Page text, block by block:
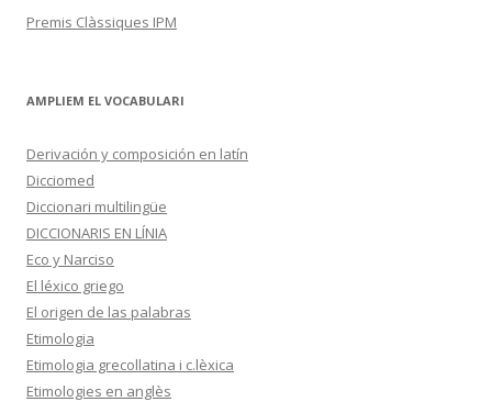
Premis Clàssiques IPM
AMPLIEM EL VOCABULARI
Derivación y composición en latín
Dicciomed
Diccionari multilingüe
DICCIONARIS EN LÍNIA
Eco y Narciso
El léxico griego
El origen de las palabras
Etimologia
Etimologia grecollatina i c.lèxica
Etimologies en anglès